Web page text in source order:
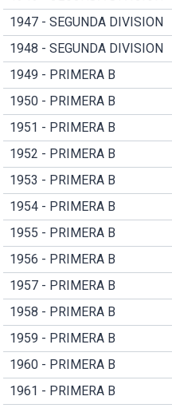
1947 - SEGUNDA DIVISION
1948 - SEGUNDA DIVISION
1949 - PRIMERA B
1950 - PRIMERA B
1951 - PRIMERA B
1952 - PRIMERA B
1953 - PRIMERA B
1954 - PRIMERA B
1955 - PRIMERA B
1956 - PRIMERA B
1957 - PRIMERA B
1958 - PRIMERA B
1959 - PRIMERA B
1960 - PRIMERA B
1961 - PRIMERA B